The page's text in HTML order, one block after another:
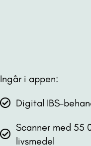
Ingår i appen:
Digital IBS-
Scanner med 55
livsmedel